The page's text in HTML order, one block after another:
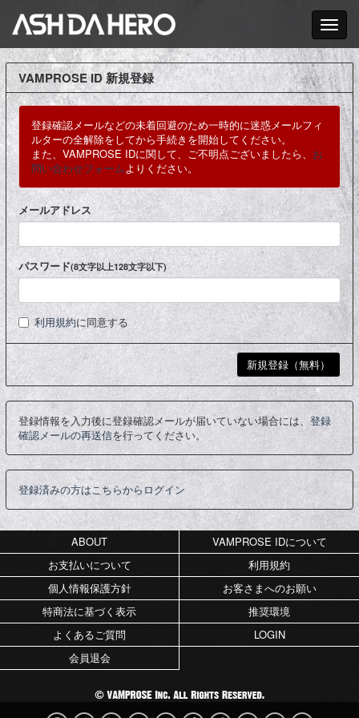
Toggle
VAMPROSE ID 新規登録
登録確認メールなどの未着回避のため一時的に迷惑メールフィ
ルターの全解除をしてから手続きを開始してください。
また、VAMPROSE IDに関して、ご不明点ございましたら、 お
問い合わせフォームよりください。
メールアドレス
パスワード(8文字以上128文字以下)
利用規約に同意する
登録情報を入力後に登録確認メールが届いていない場合には、登録
確認メールの再送信を行ってください。
登録済みの方はこちらからログイン
ABOUT
VAMPROSE IDについて
お支払いについて
利用規約
個人情報保護方針
お客さまへのお願い
特商法に基づく表示
推奨環境
よくあるご質問
LOGIN
会員退会